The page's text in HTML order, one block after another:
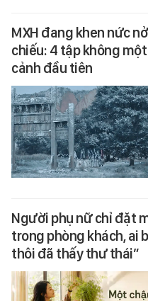
MXH đang khen nức
chiếu: 4 tập không
cảnh đầu tiên
Người phụ nữ chỉ đặt
trong phòng khách, ai
thôi đã thấy thư thái”